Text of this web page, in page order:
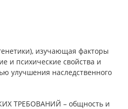
изучающая факторы
и психические свойства и
улучшения наследственного
ТРЕБОВАНИЙ – общность и